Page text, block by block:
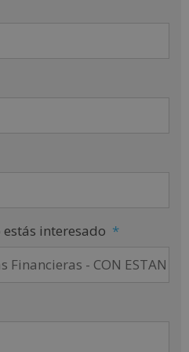
interesado *